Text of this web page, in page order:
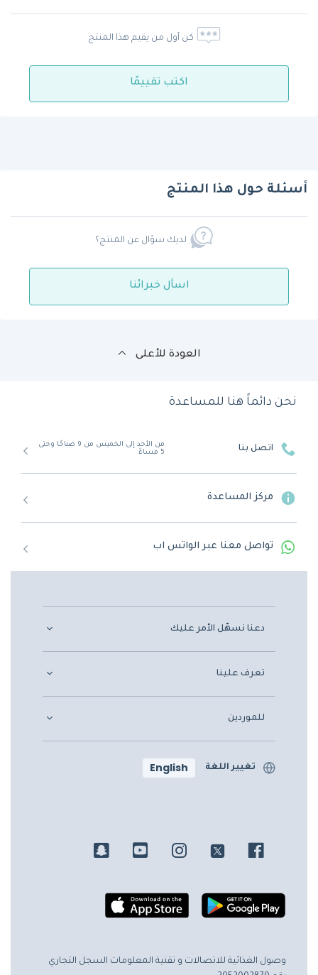
كن أول من يقيم هذا المنتج
اكتب تقييمًا
أسئلة حول هذا المنتج
لديك سؤال عن المنتج؟
اسأل خبرائنا
العودة للأعلى
نحن دائماً هنا للمساعدة
اتصل بنا
من الأحد إلى الخميس من 9 صباحًا وحتى
5 مساءً
مركز المساعدة
تواصل معنا عبر الواتس اب
دعنا نسهّل الأمر عليك
تعرف علينا
للموردين
تغيير اللغة English
وصول الغذائية للاتصالات و تقنية المعلومات السجل التجاري